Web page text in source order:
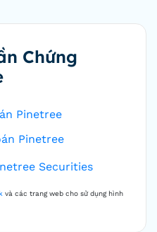
Chứng
Pinetree
Pinetree
Securities
và các trang web cho sử dụng hình